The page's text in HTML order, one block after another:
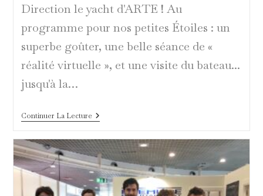
Direction le yacht d'ARTE ! Au
programme pour nos petites Étoiles : un
superbe goûter, une belle séance de «
réalité virtuelle », et une visite du bateau...
jusqu'à la…
Continuer La LectureAaaahh
Le
D’ARTE